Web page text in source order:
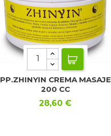
PP.ZHINYIN CREMA MASAJE
200 CC
Precio
28,60 €